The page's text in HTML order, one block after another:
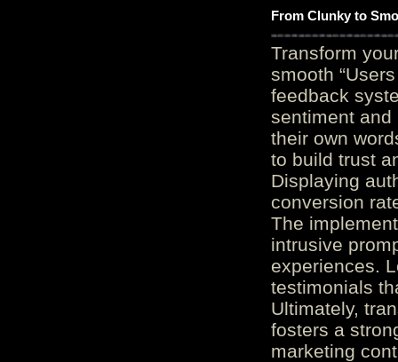
From Clunky to
Transform
smooth
feedback
sentiment and
their own
to build trust
Displaying
conversion
The
intrusive
experiences.
testimonials
Ultimately,
fosters a
marketing